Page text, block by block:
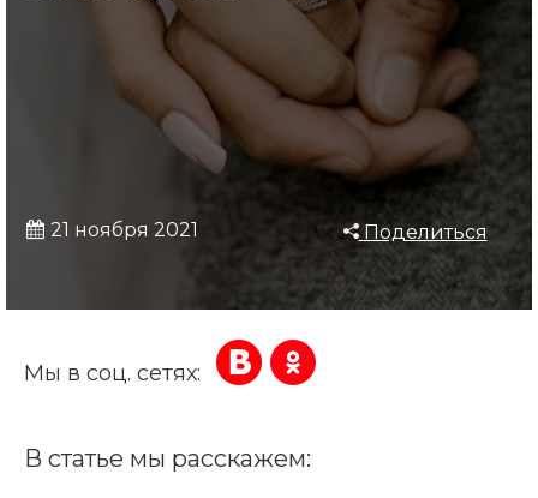
21 ноября 2021 Поделиться
Мы в соц. сетях:
В статье мы расскажем: